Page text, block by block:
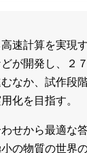
速計算を実現
が開発し、２
なか、試作段
化を目指す。
せから最適な
の物質の世界